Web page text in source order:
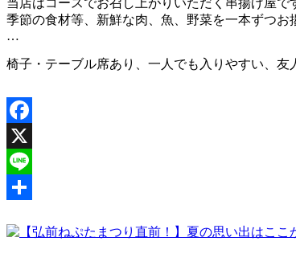
当店はコースでお召し上がりいただく串揚げ屋で
季節の食材等、新鮮な肉、魚、野菜を一本ずつお
…
椅子・テーブル席あり、一人でも入りやすい、友